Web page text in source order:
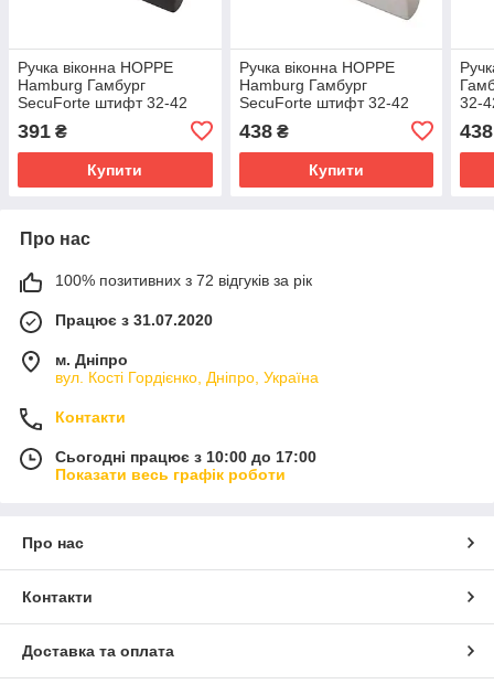
Ручка віконна HOPPE
Hamburg Гамбург
SecuForte штифт 32-42
колір коричневий
391 ₴
Купити
Ручка віконна HOPPE
Hamburg Гамбург
SecuForte штифт 32-42
колір сталь
438₴
Купити
32-
438
Про нас
100% позитивних з 72 відгуків за рік
Працює з 31.07.2020
м. Дніпро
вул. Кості Гордієнко, Дніпро, Україна
Контакти
Сьогодні працює з 10:00 до 17:00
Показати весь графік роботи
Про нас
Контакти
Доставка та оплата